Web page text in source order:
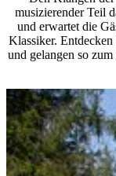
musizierender Teil
und erwartet die
Klassiker.
und gelangen so